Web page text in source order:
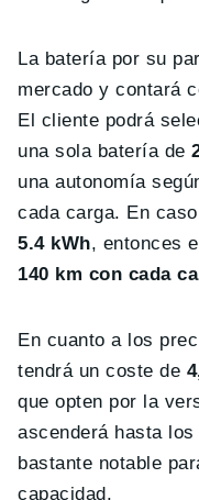
La batería por su
mercado y contará
El cliente podrá
una sola batería de
una autonomía
cada carga. En
5.4 kWh, entonces
140 km con cada
En cuanto a los
tendrá un coste de
que opten por la
ascenderá hasta los
bastante notable
capacidad.